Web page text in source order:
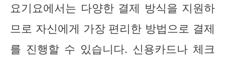
요기요에서는 다양한 결제 방식을 지원하
므로 자신에게 가장 편리한 방법으로 결제
를 진행할 수 있습니다. 신용카드나 체크